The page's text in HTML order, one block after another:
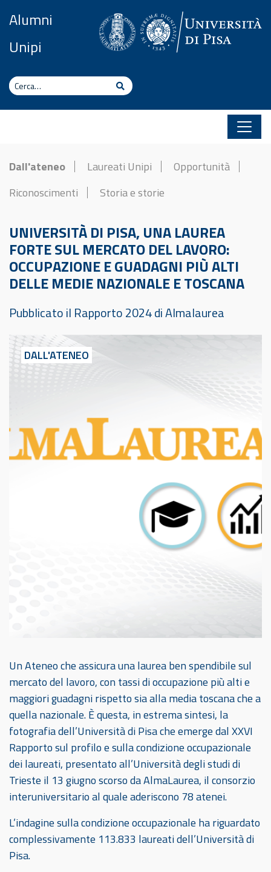
Alumni
Unipi
Cerca Cerca
Dall'ateneo Laureati Unipi
Opportunità
Riconoscimenti
Storia e storie
UNIVERSITÀ DI PISA, UNA LAUREA
FORTE SUL MERCATO DEL LAVORO:
OCCUPAZIONE E GUADAGNI PIÙ ALTI
DELLE MEDIE NAZIONALE E TOSCANA
Pubblicato il Rapporto 2024 di Almalaurea
DALL'ATENEO
Un Ateneo che assicura una laurea ben spendibile sul
mercato del lavoro, con tassi di occupazione più alti e
maggiori guadagni rispetto sia alla media toscana che a
quella nazionale. È questa, in estrema sintesi, la
fotografia dell’Università di Pisa che emerge dal XXVI
Rapporto sul profilo e sulla condizione occupazionale
dei laureati, presentato all’Università degli studi di
Trieste il 13 giugno scorso da AlmaLaurea, il consorzio
interuniversitario al quale aderiscono 78 atenei.
L’indagine sulla condizione occupazionale ha riguardato
complessivamente 113.833 laureati dell’Università di
Pisa.